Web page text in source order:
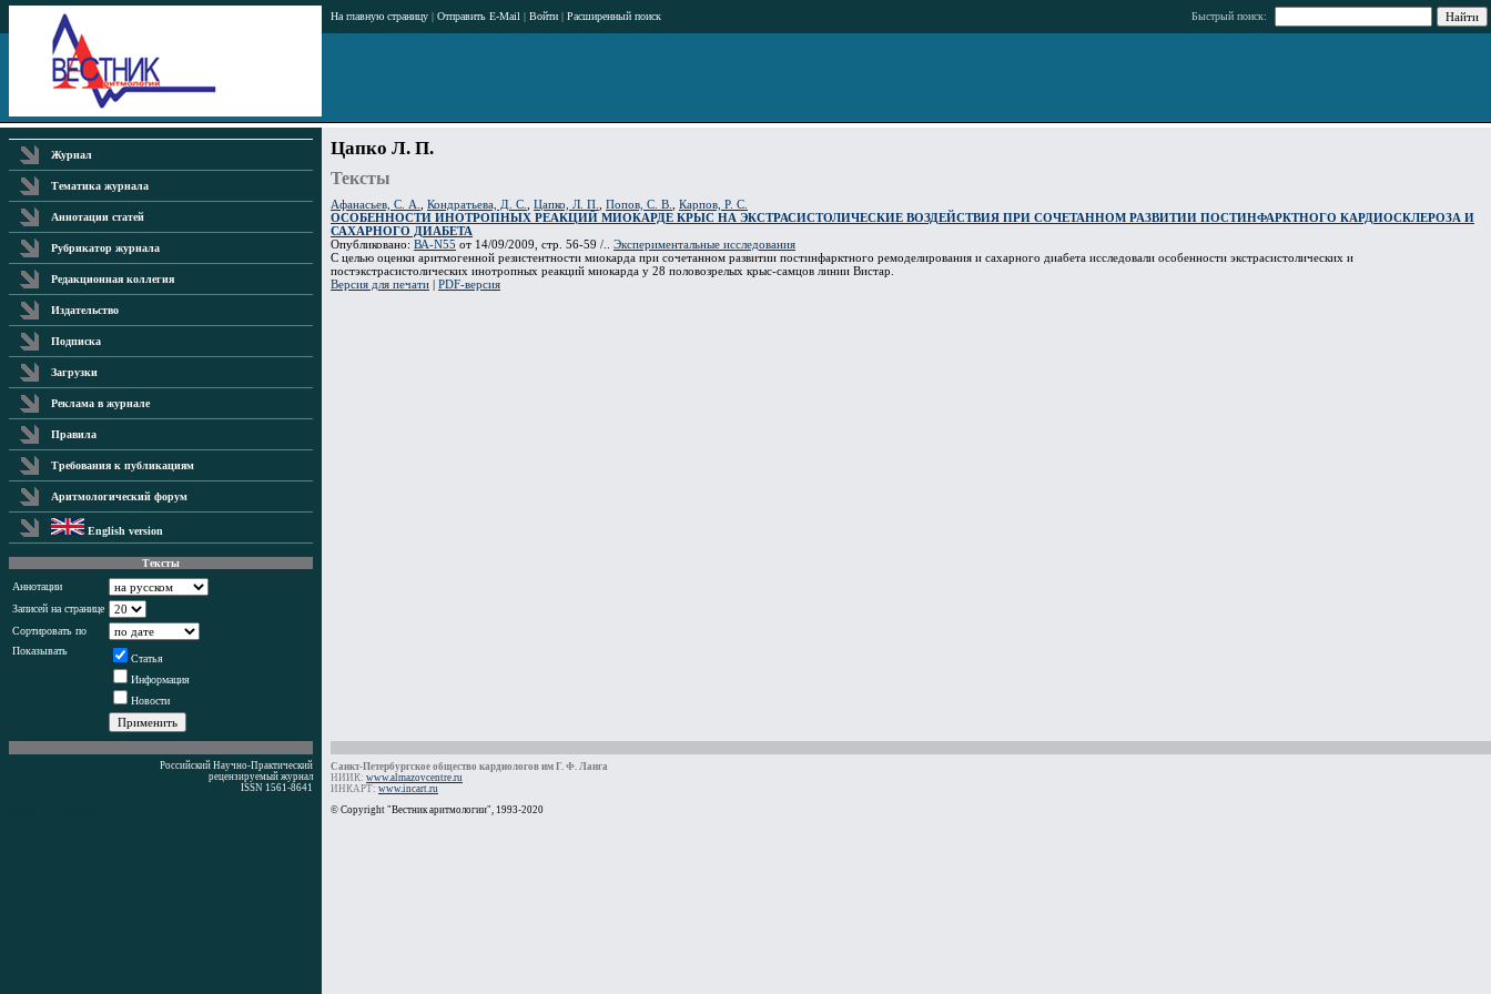
На главную страницу | Отправить E-Mail | Войти | Расширенный поиск Быстрый поиск:
Журнал
Тематика журнала
Аннотации статей
Рубрикатор журнала
Редакционная коллегия
Издательство
Подписка
Загрузки
Реклама в журнале
Правила
Требования к публикациям
Аритмологический форум
English version
Тексты
Аннотации
Записей на странице
Сортировать по
Показывать
Статья
Информация
Новости
Цапко Л. П.
Тексты
Афанасьев, С. А. Кондратьева, Д. С. Цапко, Л. П. Попов, С. В.
Карпов, Р. С.
ОСОБЕННОСТИ ИНОТРОПНЫХ РЕАКЦИЙ МИОКАРДЕ КРЫС НА ЭКСТРАСИСТОЛИЧЕСКИЕ ВОЗДЕЙСТВИЯ ПРИ СОЧЕТАННОМ РАЗВИТИИ ПОСТИНФАРКТНОГО КАРДИОСКЛЕРОЗА И
САХАРНОГО ДИАБЕТА
Опубликовано: ВА-N55 от 14/09/2009, стр. 56-59 /.. Экспериментальные исследования
С целью оценки аритмогенной резистентности миокарда при сочетанном развитии постинфарктного ремоделирования и сахарного диабета исследовали особенности экстрасистолических и
постэкстрасистолических инотропных реакций миокарда у 28 половозрелых крыс-самцов линии Вистар.
Версия для печати | PDF-версия
Российский Научно-Практический
рецензируемый журнал
ISSN 1561-8641
Санкт-Петербургское общество кардиологов им Г. Ф. Ланга
НИИК: www.almazovcentre.ru
ИНКАРТ: www.incart.ru
© Copyright "Вестник аритмологии", 1993-2020